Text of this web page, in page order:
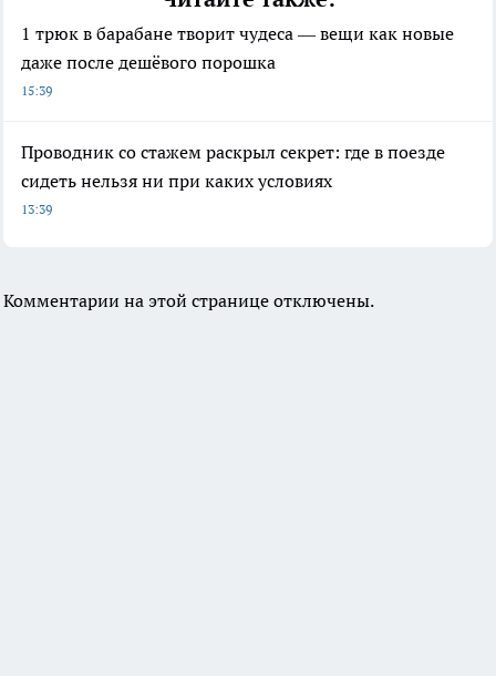
1 трюк в барабане творит чудеса — вещи как новые
даже после дешёвого порошка
15:39
Проводник со стажем раскрыл секрет: где в поезде
сидеть нельзя ни при каких условиях
13:39
Комментарии на этой странице отключены.